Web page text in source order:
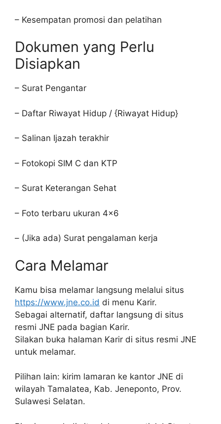
– Kesempatan promosi dan pelatihan
Dokumen yang Perlu
Disiapkan
– Surat Pengantar
– Daftar Riwayat Hidup / {Riwayat Hidup}
– Salinan Ijazah terakhir
– Fotokopi SIM C dan KTP
– Surat Keterangan Sehat
– Foto terbaru ukuran 4×6
– (Jika ada) Surat pengalaman kerja
Cara Melamar
Kamu bisa melamar langsung melalui situs
https://www.jne.co.id di menu Karir.
Sebagai alternatif, daftar langsung di situs
resmi JNE pada bagian Karir.
Silakan buka halaman Karir di situs resmi JNE
untuk melamar.
Pilihan lain: kirim lamaran ke kantor JNE di
wilayah Tamalatea, Kab. Jeneponto, Prov.
Sulawesi Selatan.